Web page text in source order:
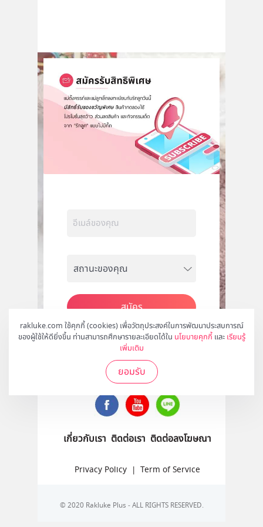
rakluke.com ใช้คุกกี้ (cookies) เพื่อวัตถุประสงค์ในการพัฒนาประสบการณ์
ของผู้ใช้ให้ดียิ่งขึ้น ท่านสามารถศึกษารายละเอียดได้ใน นโยบายคุกกี้ และ เรียนรู้
เพิ่มเติม
ยอมรับ
สมัคร
ติดตามเราได้ที่
เกี่ยวกับเรา ติดต่อเรา ติดต่อลงโฆษณา
Privacy Policy | Term of Service
© 2020 Rakluke Plus - ALL RIGHTS RESERVED.